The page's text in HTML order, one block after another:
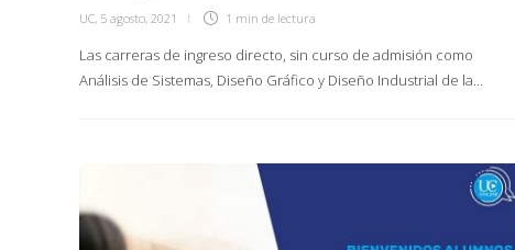
UC, 5 agosto, 2021 1 min de lectura
Las carreras de ingreso directo, sin curso de admisión como
Análisis de Sistemas, Diseño Gráfico y Diseño Industrial de la…